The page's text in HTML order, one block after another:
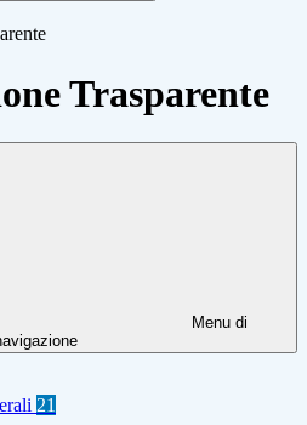
Trasparente
Menu di
21